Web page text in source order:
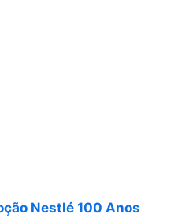
Nestlé 100 Anos